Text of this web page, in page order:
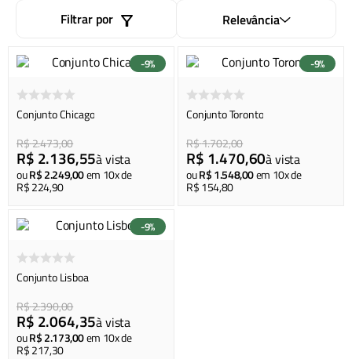
Filtrar por Relevância
-9%
Conjunto Chicago
R$2.473,00
R$ 2.136,55à vista
ouR$2.249,00em 10x de
R$224,90
-9%
Conjunto Toronto
R$1.702,00
R$ 1.470,60à vista
ouR$1.548,00em 10x de
R$154,80
-9%
Conjunto Lisboa
R$2.390,00
R$ 2.064,35à vista
ouR$2.173,00em 10x de
R$217,30
10 4 pessoas